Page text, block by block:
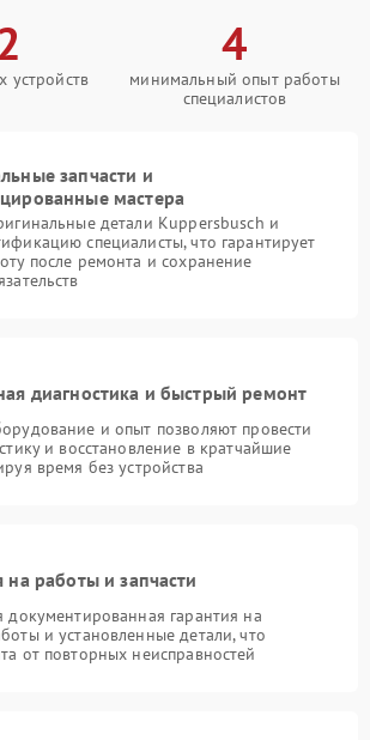
устройств
4
минимальный опыт работы
специалистов
запчасти и
мастера
детали Kuppersbusch и
специалисты, что гарантирует
после ремонта и сохранение
диагностика и быстрый ремонт
и опыт позволяют провести
и восстановление в кратчайшие
время без устройства
на работы и запчасти
документированная гарантия на
и установленные детали, что
от повторных неисправностей